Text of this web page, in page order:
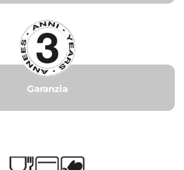
Garanzia